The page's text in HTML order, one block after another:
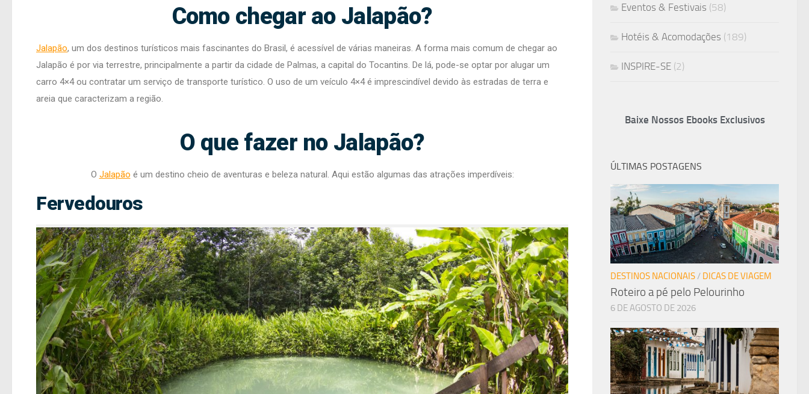
Como chegar ao Jalapão?
Jalapão, um dos destinos turísticos mais fascinantes do Brasil, é acessível de várias maneiras. A forma mais comum de chegar ao
Jalapão é por via terrestre, principalmente a partir da cidade de Palmas, a capital do Tocantins. De lá, pode-se optar por alugar um
carro 4×4 ou contratar um serviço de transporte turístico. O uso de um veículo 4×4 é imprescindível devido às estradas de terra e
areia que caracterizam a região.
O que fazer no Jalapão?
O Jalapão é um destino cheio de aventuras e beleza natural. Aqui estão algumas das atrações imperdíveis:
Fervedouros
Eventos & Festivais (58)
Hotéis & Acomodações (189)
INSPIRE-SE (2)
Baixe Nossos Ebooks Exclusivos
ÚLTIMAS POSTAGENS
DESTINOS NACIONAIS/ DICAS DE VIAGEM
Roteiro a pé pelo Pelourinho
6 DE AGOSTO DE 2026